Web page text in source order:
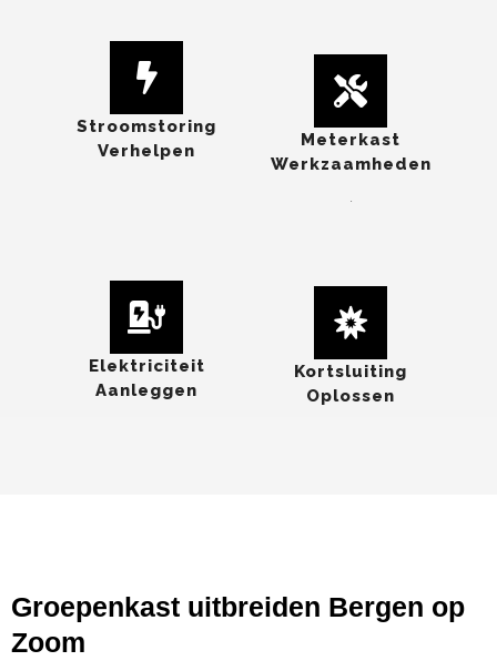
Stroomstoring
Verhelpen
Meterkast
Werkzaamheden
Elektriciteit
Aanleggen
Kortsluiting
Oplossen
Groepenkast uitbreiden Bergen op
Zoom